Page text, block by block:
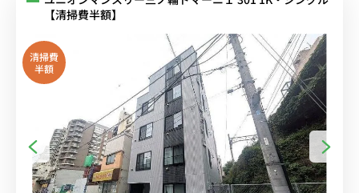
【清掃費半額】
清掃費
半額